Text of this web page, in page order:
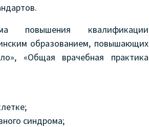
повышения квалификации
образованием, повышающих
«Общая врачебная практика
синдрома;